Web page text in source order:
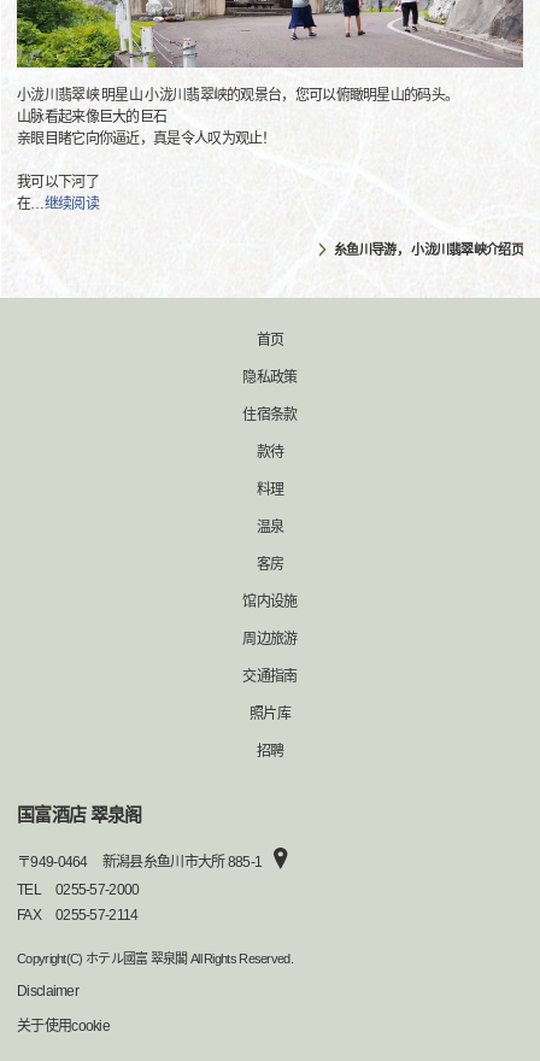
小泷川翡翠峡 明星山 小泷川翡翠峡的观景台，您可以俯瞰明星山的码头。
山脉看起来像巨大的巨石
亲眼目睹它向你逼近，真是令人叹为观止！
我可以下河了
在…继续阅读
糸鱼川导游， 小泷川翡翠峡介绍页
首页
隐私政策
住宿条款
款待
料理
温泉
客房
馆内设施
周边旅游
交通指南
照片库
招聘
国富酒店 翠泉阁
〒949-0464
新潟县糸鱼川市大所 885-1
TEL
0255-57-2000
FAX
0255-57-2114
Copyright(C) ホテル國富 翠泉閣 All Rights Reserved.
Disclaimer
关于使用cookie